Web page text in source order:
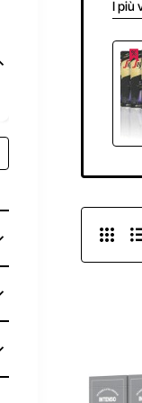
I più